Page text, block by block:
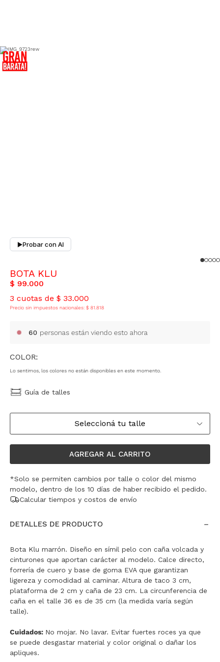
▶Probar con AI
BOTA KLU
$ 99.000
3 cuotas de $ 33.000
Precio sin impuestos nacionales: $ 81 818
60 personas están viendo esto ahora
COLOR:
Lo sentimos, los colores no están disponibles en este momento.
Guía de talles
Seleccioná tu talle
AGREGAR AL CARRITO
*Solo se permiten cambios por talle o color del mismo
modelo, dentro de los 10 días de haber recibido el pedido.
Calcular tiempos y costos de envío
DETALLES DE PRODUCTO
Bota Klu marrón. Diseño en símil pelo con caña volcada y
cinturones que aportan carácter al modelo. Calce directo,
forrería de cuero y base de goma EVA que garantizan
ligereza y comodidad al caminar. Altura de taco 3 cm,
plataforma de 2 cm y caña de 23 cm. La circunferencia de
caña en el talle 36 es de 35 cm (la medida varía según
talle).
Cuidados: No mojar. No lavar. Evitar fuertes roces ya que
se puede desgastar material y color original o dañar los
apliques.